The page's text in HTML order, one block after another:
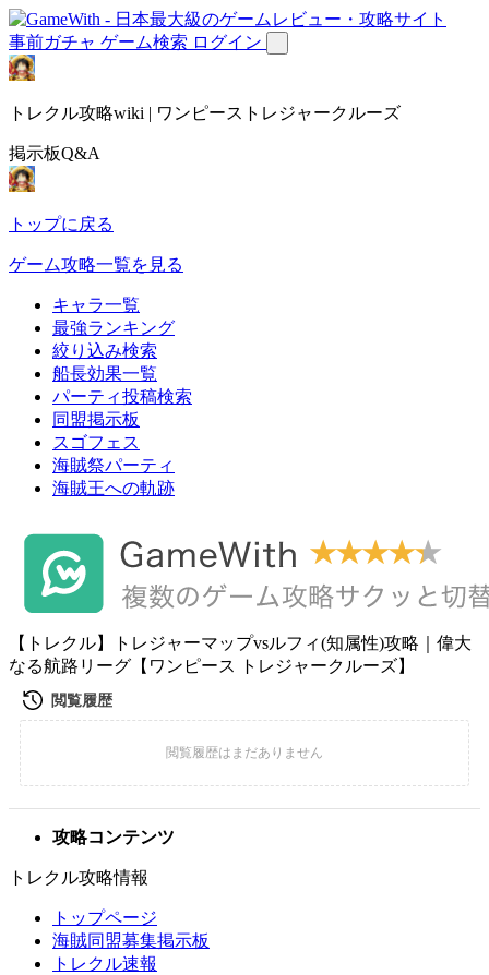
事前ガチャ ゲーム検索 ログイン
トレクル攻略wiki | ワンピーストレジャークルーズ
掲示板Q&A
トップに戻る
ゲーム攻略一覧を見る
キャラ一覧
最強ランキング
絞り込み検索
船長効果一覧
パーティ投稿検索
同盟掲示板
スゴフェス
海賊祭パーティ
海賊王への軌跡
【トレクル】トレジャーマップvsルフィ(知属性)攻略｜偉大
なる航路リーグ【ワンピース トレジャークルーズ】
攻略コンテンツ
トレクル攻略情報
トップページ
海賊同盟募集掲示板
トレクル速報